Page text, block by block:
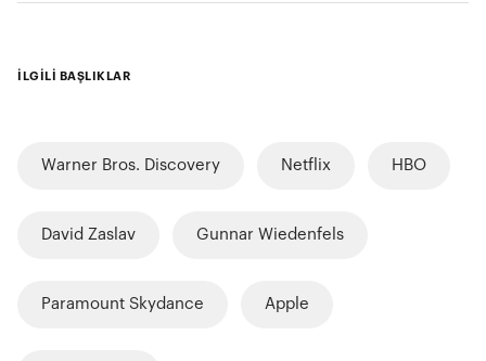
İLGİLİ BAŞLIKLAR
Warner Bros. Discovery Netflix HBO
David Zaslav Gunnar Wiedenfels
Paramount Skydance Apple